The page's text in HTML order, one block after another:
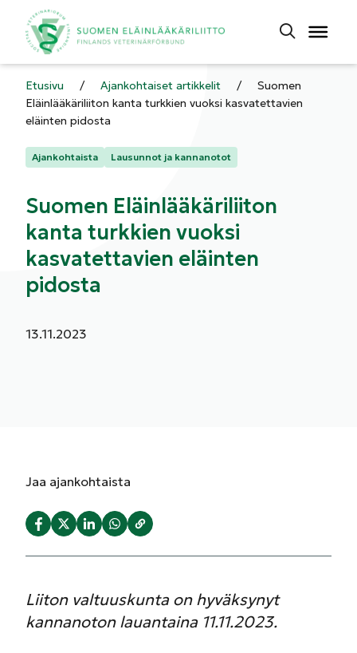
Etusivu / Ajankohtaiset artikkelit /
Suomen
Eläinlääkäriliiton kanta turkkien vuoksi kasvatettavien
eläinten pidosta
Kategoriat:
Ajankohtaista Lausunnot ja kannanotot
Suomen Eläinlääkäriliiton
kanta turkkien vuoksi
kasvatettavien eläinten
pidosta
Julkaistu:
13.11.2023
Jaa ajankohtaista
Liiton valtuuskunta on hyväksynyt
kannanoton lauantaina 11.11.2023.